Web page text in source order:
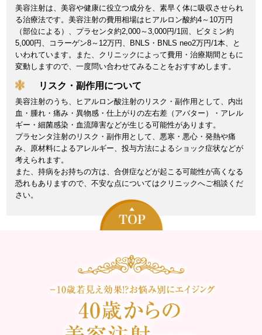
美容注射は、美容や健康に役立つ成分を、素早く体に吸収させられ
る治療法です。美容注射の費用相場はヒアルロン酸約4～10万円
（部位による）、プラセンタ約2,000～3,000円/1回、ビタミン約
5,000円、コラーゲン8～12万円、BNLS・BNLS neo2万円/1本、と
いわれています。また、クリニックによって費用・治療期間ともに
変動しますので、一度問い合わせてみることをおすすめします。
リスク・副作用について
美容注射のうち、ヒアルロン酸注射のリスク・副作用として、内出
血・腫れ・痛み・異物感・仕上がりの左右差（アバター）・アレル
ギー・細菌感染・血流障害などが生じる可能性があります。
プラセンタ注射のリスク・副作用として、悪寒・悪心・発熱や痛
み、原材料によるアレルギー、投与方法によるショック症状などが
考えられます。
また、持病をお持ちの方は、合併症などが起こる可能性が高くなる
恐れもありますので、不安な点についてはクリニックへご相談くだ
さい。